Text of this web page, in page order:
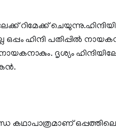
റിമേക്ക്
ഹിന്ദി പതിപ്പില്‍
ദൃശ്യം
കഥാപാത്രമാണ്